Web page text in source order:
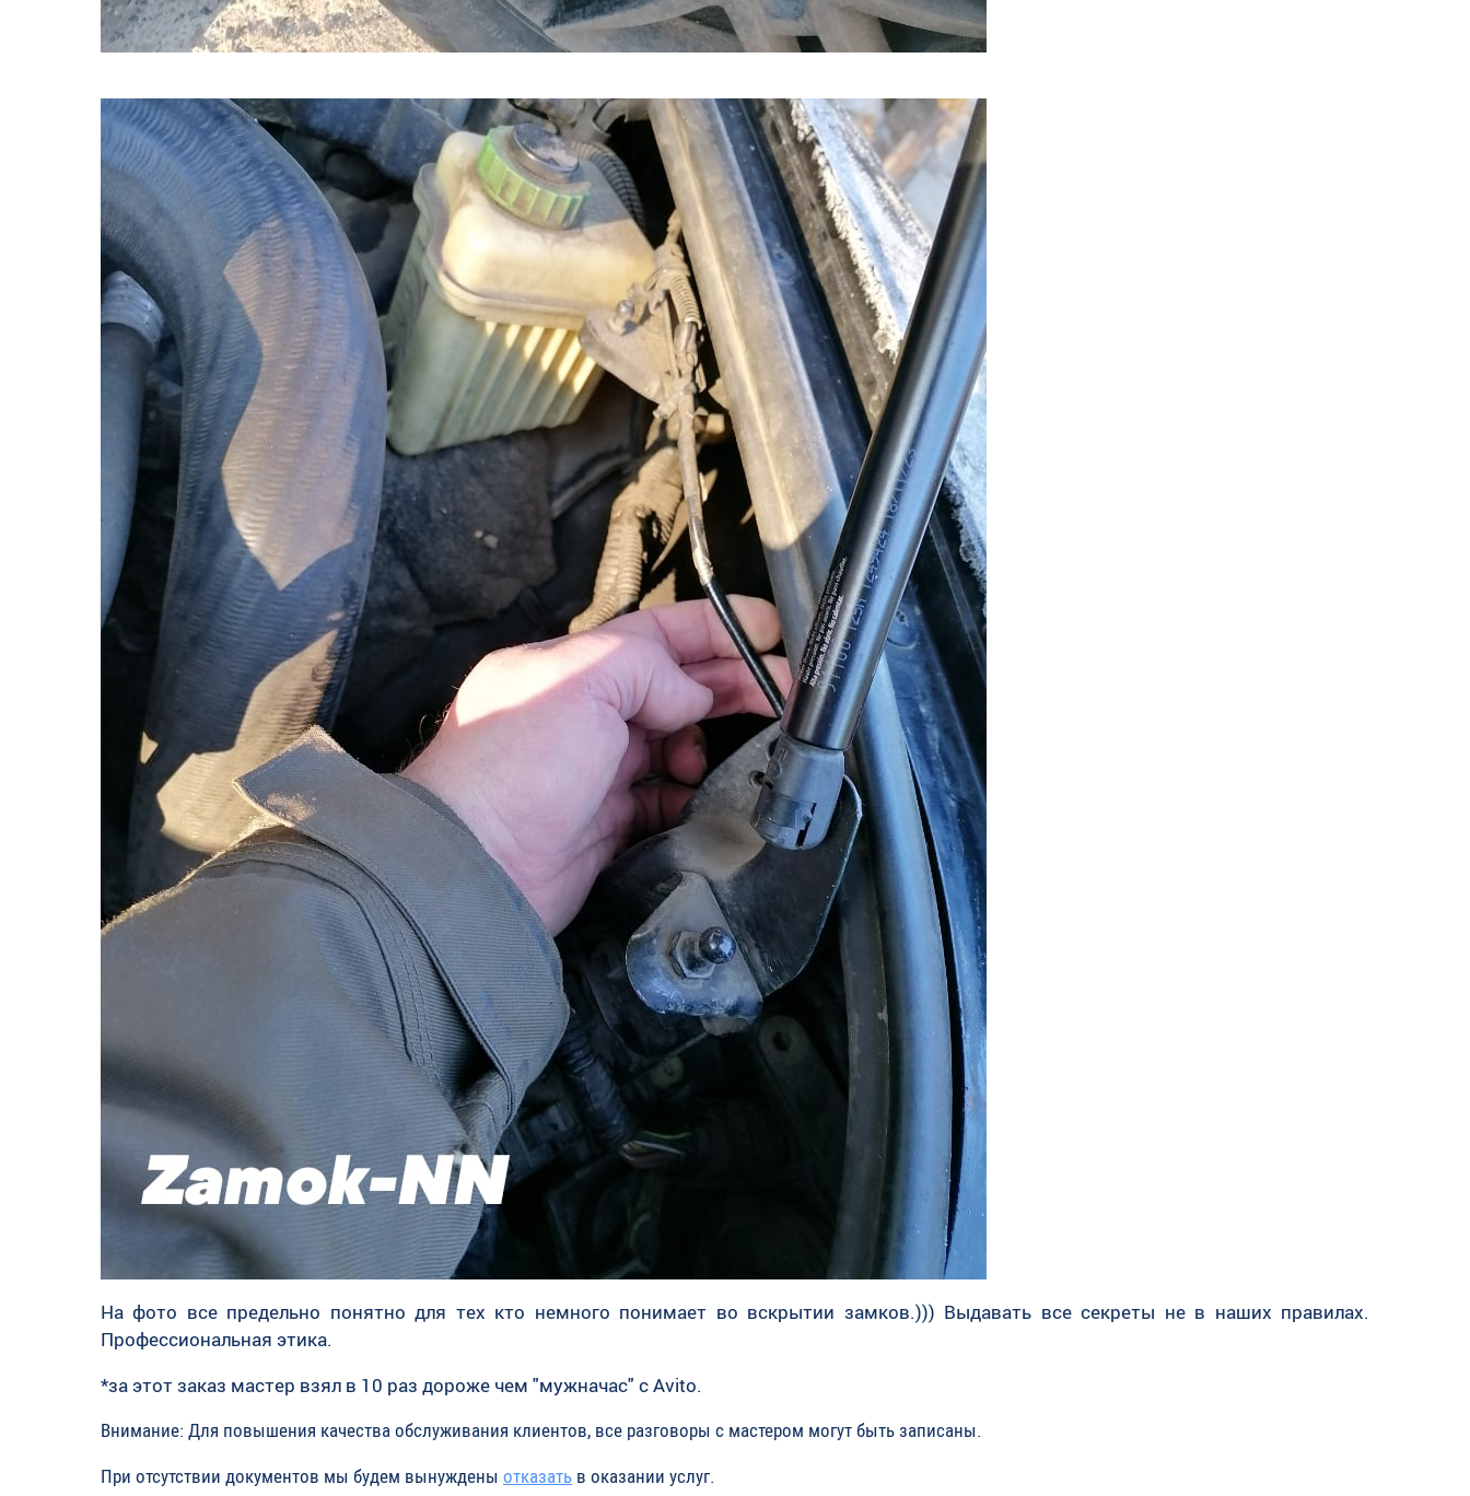
На фото все предельно понятно для тех кто немного понимает во вскрытии замков.))) Выдавать все секреты не в наших правилах.
Профессиональная этика.
*за этот заказ мастер взял в 10 раз дороже чем "мужначас" с Avito.
Внимание: Для повышения качества обслуживания клиентов, все разговоры с мастером могут быть записаны.
При отсутствии документов мы будем вынуждены отказать в оказании услуг.